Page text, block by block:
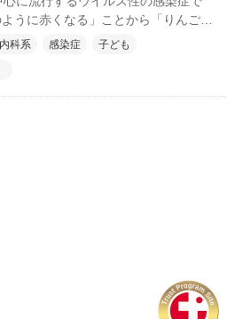
うに赤くなる」ことから「りんご
伝染性紅斑(でんせんせいこうは
あらわれることがあります。さら
影響を受けることがあるため、感染
科系 感染症 子ども